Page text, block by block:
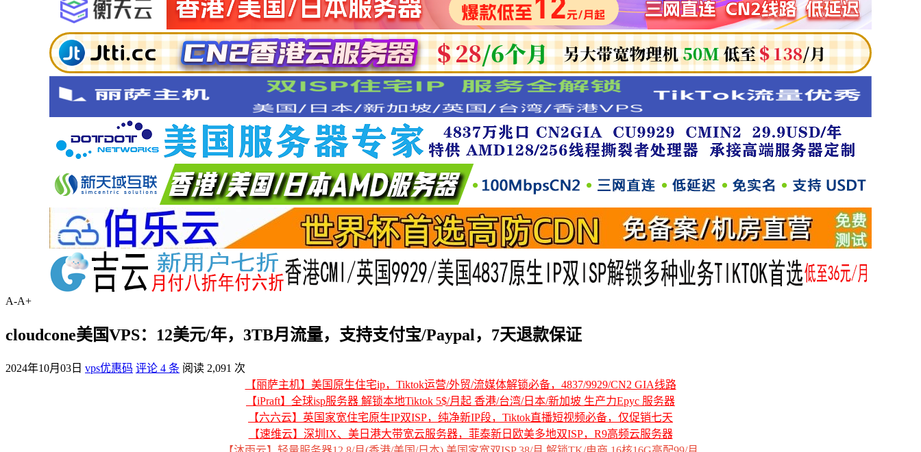
A-A+
cloudcone美国VPS：12美元/年，3TB月流量，支持支付宝/Paypal，7天退款保证
2024年10月03日 vps优惠码 评论 4 条 阅读 2,091 次
【丽萨主机】美国原生住宅ip，Tiktok运营/外贸/流媒体解锁必备，4837/9929/CN2 GIA线路
【iPraft】全球isp服务器 解锁本地Tiktok 5$/月起 香港/台湾/日本/新加坡 生产力Epyc 服务器
【六六云】英国家宽住宅原生IP双ISP，纯净新IP段，Tiktok直播短视频必备，仅促销七天
【速维云】深圳IX、美日港大带宽云服务器，菲泰新日欧美多地双ISP，R9高频云服务器